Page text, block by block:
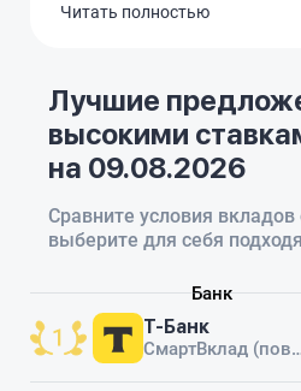
приложение, где можно
суммы, так что тот красивый
который меня привлёк, в
оказался ниже. В других
бывают похожие условия, но
за приложение
платить не надо, как в
без проблем, доверие к банку у
меня есть — зарплата раньше
шла сюда, так что спокойно
вложил. В целом всё
но внимательно изучайте
Читать полностью
Лучшие
высокими
на 09.08.2026
Сравните условия
выберите для себя
Банк
Т-Банк
СмартВклад